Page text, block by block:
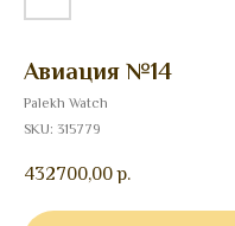
Авиация №14
Palekh Watch
SKU: 315779
432700,00 р.